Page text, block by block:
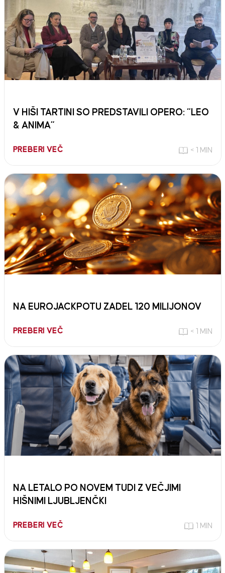
V HIŠI TARTINI SO PREDSTAVILI OPERO: “LEO
& ANIMA”
PREBERI VEČ < 1 MIN
NA EUROJACKPOTU ZADEL 120 MILIJONOV
PREBERI VEČ < 1 MIN
NA LETALO PO NOVEM TUDI Z VEČJIMI
HIŠNIMI LJUBLJENČKI
PREBERI VEČ 1 MIN